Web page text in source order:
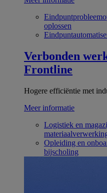
oplossen
Verbonden
Frontline
Hogere efficiëntie met
Meer informatie
Logistiek en
Opleiding en
bijscholing